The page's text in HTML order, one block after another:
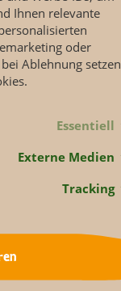
Ihnen relevante
oder
Ablehnung setzen
Essentiell
Externe Medien
Tracking